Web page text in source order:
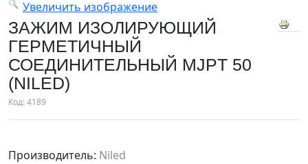
Увеличить изображение
ЗАЖИМ ИЗОЛИРУЮЩИЙ
ГЕРМЕТИЧНЫЙ
СОЕДИНИТЕЛЬНЫЙ MJPT 50
(NILED)
Код:4189
Производитель: Niled